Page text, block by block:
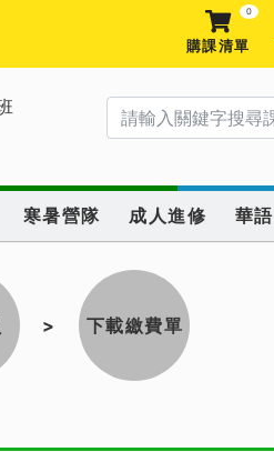
0
購課清單
寒暑營隊 成人進修 華語
> 下載繳費單